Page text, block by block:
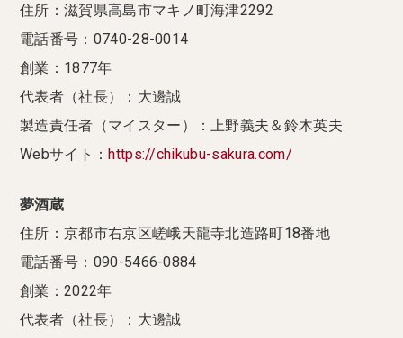
住所：滋賀県高島市マキノ町海津2292
電話番号：0740-28-0014
創業：1877年
代表者（社長）：大邊誠
製造責任者（マイスター）：上野義夫＆鈴木英夫
Webサイト：https://chikubu-sakura.com/
夢酒蔵
住所：京都市右京区嵯峨天龍寺北造路町18番地
電話番号：090-5466-0884
創業：2022年
代表者（社長）：大邊誠